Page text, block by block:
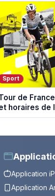
Sport
de
horaires de
et
Application
Application